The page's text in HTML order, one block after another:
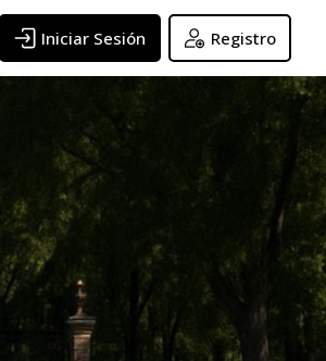
Iniciar Sesión Registro